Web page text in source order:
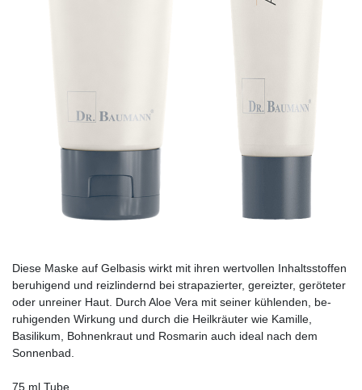
Diese Maske auf Gelbasis wirkt mit ihren wertvollen Inhaltsstoffen
beruhigend und reizlindernd bei strapazierter, gereizter, geröteter
oder unreiner Haut. Durch Aloe Vera mit seiner kühlenden, be­
ruhigenden Wirkung und durch die Heilkräuter wie Kamille,
Basilikum, Bohnenkraut und Rosmarin auch ideal nach dem
Sonnenbad.
75 ml Tube